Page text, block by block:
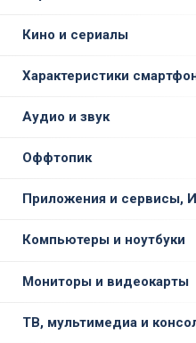
Кино и сериалы
Характеристики
Аудио и звук
Оффтопик
Приложения и сервисы,
Компьютеры и ноутбуки
Мониторы и видеокарты
ТВ, мультимедиа и